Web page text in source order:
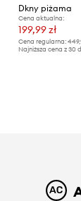
Dkny piżama
Cena aktualna:
199,99 zł
Cena regularna:
Najniższa cena z 30